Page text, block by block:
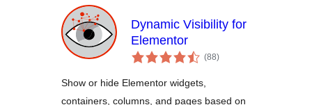
Dynamic Visibility for
Elementor
(88αξιολογήσεις
σύνολο
)
Show or hide Elementor widgets,
containers, columns, and pages based on